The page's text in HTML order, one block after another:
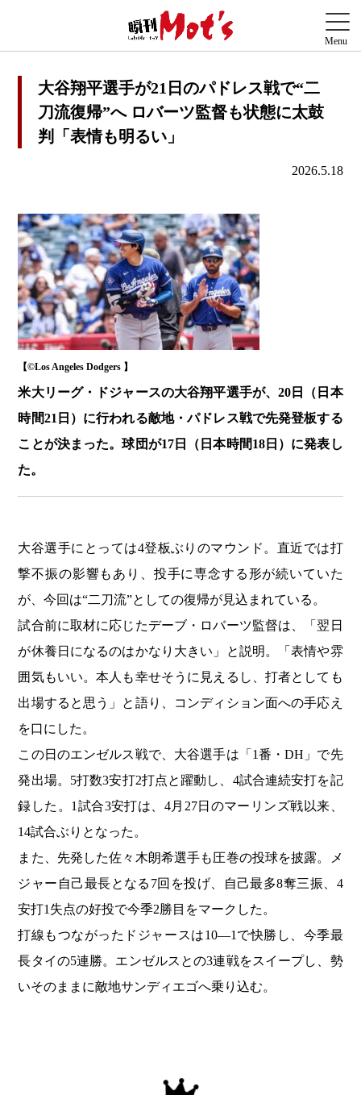
大谷翔平選手が21日のパドレス戦で“二
刀流復帰”へ ロバーツ監督も状態に太鼓
判「表情も明るい」
2026.5.18
【©️Los Angeles Dodgers 】
米大リーグ・ドジャースの大谷翔平選手が、20日（日本
時間21日）に行われる敵地・パドレス戦で先発登板する
ことが決まった。球団が17日（日本時間18日）に発表し
た。
大谷選手にとっては4登板ぶりのマウンド。直近では打
撃不振の影響もあり、投手に専念する形が続いていた
が、今回は“二刀流”としての復帰が見込まれている。
試合前に取材に応じたデーブ・ロバーツ監督は、「翌日
が休養日になるのはかなり大きい」と説明。「表情や雰
囲気もいい。本人も幸せそうに見えるし、打者としても
出場すると思う」と語り、コンディション面への手応え
を口にした。
この日のエンゼルス戦で、大谷選手は「1番・DH」で先
発出場。5打数3安打2打点と躍動し、4試合連続安打を記
録した。1試合3安打は、4月27日のマーリンズ戦以来、
14試合ぶりとなった。
また、先発した佐々木朗希選手も圧巻の投球を披露。メ
ジャー自己最長となる7回を投げ、自己最多8奪三振、4
安打1失点の好投で今季2勝目をマークした。
打線もつながったドジャースは10―1で快勝し、今季最
長タイの5連勝。エンゼルスとの3連戦をスイープし、勢
いそのままに敵地サンディエゴへ乗り込む。